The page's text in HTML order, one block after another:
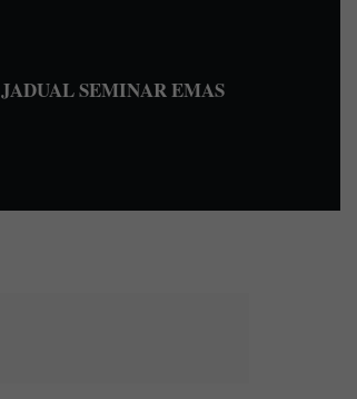
JADUAL SEMINAR EMAS